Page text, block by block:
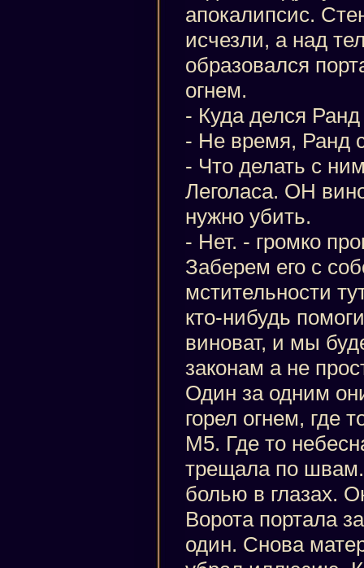
апокалипсис.
исчезли, а над
образовался
огнем.
- Куда делся
- Не время, Ранд
- Что делать с
Леголаса. ОН
нужно убить.
- Нет. - громко
Заберем его с
мстительности
кто-нибудь
виноват, и мы
законам а не
Один за одним
горел огнем, где
М5. Где то
трещала по швам.
болью в глазах.
Ворота портала
один. Снова